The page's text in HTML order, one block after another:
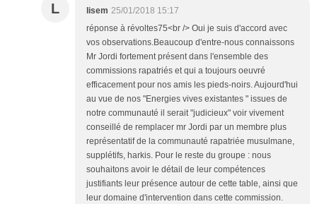
L lisem 25/01/2018 15:17
réponse à révoltes75<br /> Oui je suis d'accord avec
vos observations.Beaucoup d'entre-nous connaissons
Mr Jordi fortement présent dans l'ensemble des
commissions rapatriés et qui a toujours oeuvré
efficacement pour nos amis les pieds-noirs. Aujourd'hui
au vue de nos "Energies vives existantes " issues de
notre communauté il serait "judicieux" voir vivement
conseillé de remplacer mr Jordi par un membre plus
représentatif de la communauté rapatriée musulmane,
supplétifs, harkis. Pour le reste du groupe : nous
souhaitons avoir le détail de leur compétences
justifiants leur présence autour de cette table, ainsi que
leur domaine d'intervention dans cette commission.